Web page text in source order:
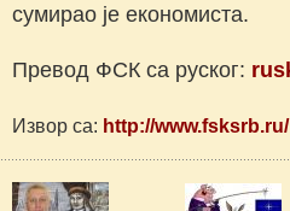
сумирао је економиста.
Превод ФСК са руског:
Извор са: http://www.fsksrb.ru/